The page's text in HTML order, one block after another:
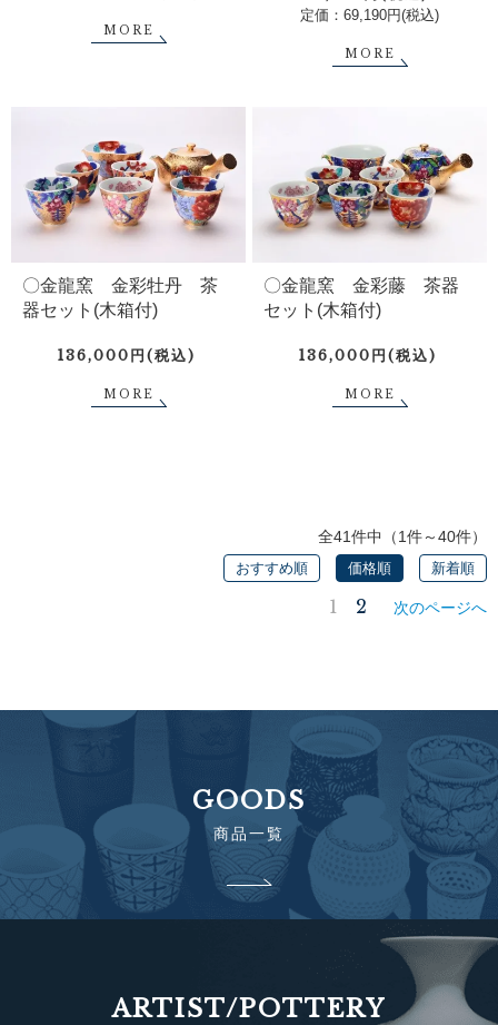
MORE
定価：69,190円(税込)
MORE
〇金龍窯 金彩牡丹 茶
器セット(木箱付)
136,000円(税込)
MORE
〇金龍窯 金彩藤 茶器
セット(木箱付)
136,000円(税込)
MORE
全41件中（1件～40件）
おすすめ順 価格順 新着順
1 2 次のページへ
GOODS
商品一覧
ARTIST/POTTERY